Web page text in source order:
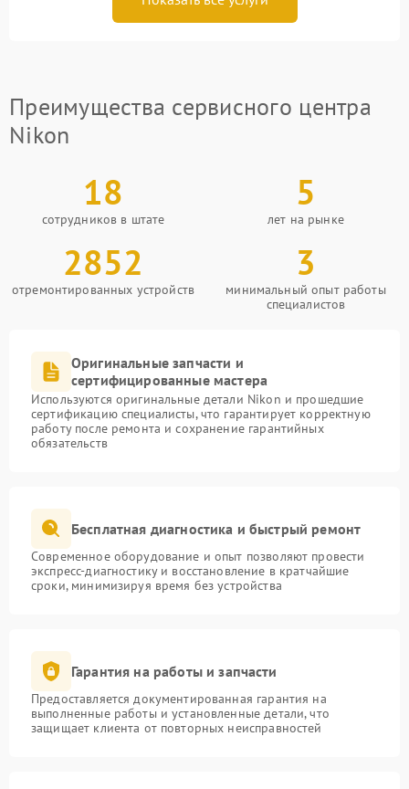
Преимущества сервисного центра
Nikon
18
сотрудников в штате
5
лет на рынке
2852
отремонтированных устройств
3
минимальный опыт работы
специалистов
Оригинальные запчасти и
сертифицированные мастера
Используются оригинальные детали Nikon и прошедшие
сертификацию специалисты, что гарантирует корректную
работу после ремонта и сохранение гарантийных
обязательств
Бесплатная диагностика и быстрый ремонт
Современное оборудование и опыт позволяют провести
экспресс-диагностику и восстановление в кратчайшие
сроки, минимизируя время без устройства
Гарантия на работы и запчасти
Предоставляется документированная гарантия на
выполненные работы и установленные детали, что
защищает клиента от повторных неисправностей